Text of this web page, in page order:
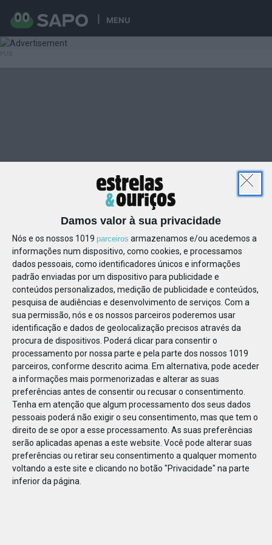
MENU
Damos valor à sua privacidade
Nós e os nossos 1019 parceiros armazenamos e/ou acedemos a
informações num dispositivo, como cookies, e processamos
dados pessoais, como identificadores únicos e informações
padrão enviadas por um dispositivo para publicidade e
conteúdos personalizados, medição de publicidade e conteúdos,
pesquisa de audiências e desenvolvimento de serviços. Com a
sua permissão, nós e os nossos parceiros poderemos usar
identificação e dados de geolocalização precisos através da
procura de dispositivos. Poderá clicar para consentir o
processamento por nossa parte e pela parte dos nossos 1019
parceiros, conforme descrito acima. Em alternativa, pode aceder
a informações mais pormenorizadas e alterar as suas
preferências antes de consentir ou recusar o consentimento.
Tenha em atenção que algum processamento dos seus dados
pessoais poderá não exigir o seu consentimento, mas que tem o
direito de se opor a esse processamento. As suas preferências
serão aplicadas apenas a este website. Você pode alterar suas
preferências ou retirar seu consentimento a qualquer momento
voltando a este site e clicando no botão "Privacidade" na parte
inferior da página.
25058267120584